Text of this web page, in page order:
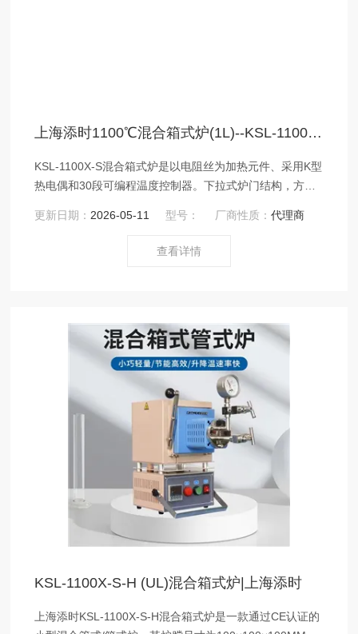
上海添时1100℃混合箱式炉(1L)--KSL-1100X-S
KSL-1100X-S混合箱式炉是以电阻丝为加热元件、采用K型
热电偶和30段可编程温度控制器。下拉式炉门结构，方便
料，Z高温度能达到1100℃，可连续工作1000℃，控温精
度±1℃；耗能《 500W 同时设有通气接口，可用于氧气或
更新日期： 2026-05-11 型号： 厂商性质：代理商
查看详情
KSL-1100X-S-H (UL)混合箱式炉|上海添时
上海添时KSL-1100X-S-H混合箱式炉是一款通过CE认证的